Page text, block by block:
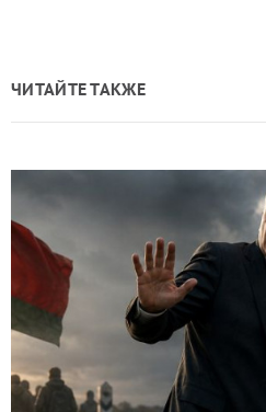
ЧИТАЙТЕ ТАКЖЕ